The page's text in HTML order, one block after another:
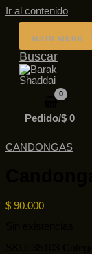
Ir al contenido
MAIN MENU
Buscar
Pedido/$0
CANDONGAS
$ 90.000